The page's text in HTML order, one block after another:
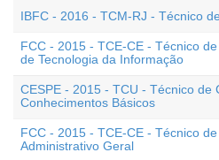
IBFC - 2016 - TCM-RJ - Técnico
FCC - 2015 - TCE-CE - Técnico
de Tecnologia da Informação
CESPE - 2015 - TCU - Técnico de
Conhecimentos Básicos
FCC - 2015 - TCE-CE - Técnico
Administrativo Geral